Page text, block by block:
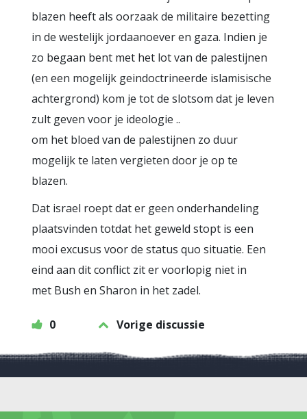
blazen heeft als oorzaak de militaire bezetting
in de westelijk jordaanoever en gaza. Indien je
zo begaan bent met het lot van de palestijnen
(en een mogelijk geindoctrineerde islamisische
achtergrond) kom je tot de slotsom dat je leven
zult geven voor je ideologie ..
om het bloed van de palestijnen zo duur
mogelijk te laten vergieten door je op te
blazen.
Dat israel roept dat er geen onderhandeling
plaatsvinden totdat het geweld stopt is een
mooi excusus voor de status quo situatie. Een
eind aan dit conflict zit er voorlopig niet in
met Bush en Sharon in het zadel.
0 Vorige discussie